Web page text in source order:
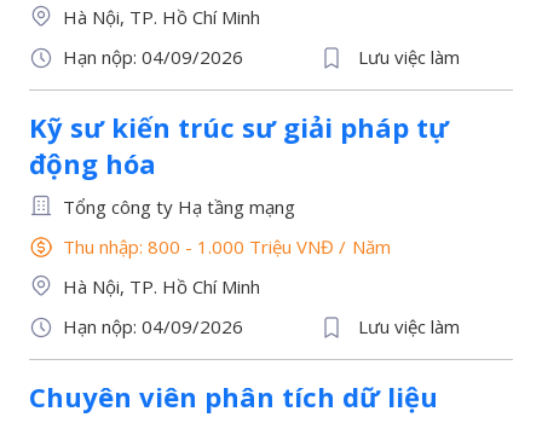
Hà Nội, TP. Hồ Chí Minh
Hạn nộp: 04/09/2026
Lưu việc làm
Kỹ sư kiến trúc sư giải pháp tự
động hóa
Tổng công ty Hạ tầng mạng
Thu nhập: 800 - 1.000 Triệu VNĐ/ Năm
Hà Nội, TP. Hồ Chí Minh
Hạn nộp: 04/09/2026
Lưu việc làm
Chuyên viên phân tích dữ liệu